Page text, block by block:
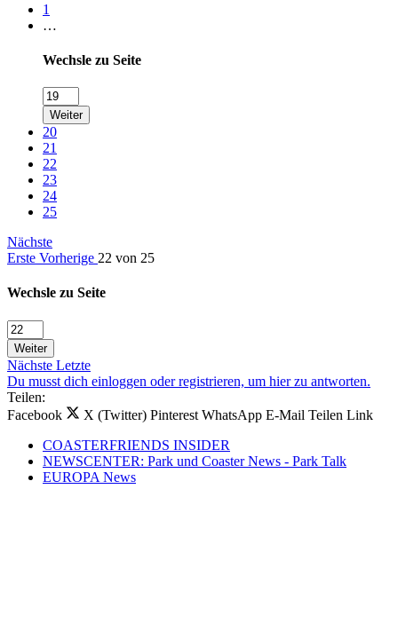
1
…
Wechsle zu Seite
Weiter
20
21
22
23
24
25
Nächste
Erste Vorherige 22 von 25
Wechsle zu Seite
Weiter
Nächste Letzte
Du musst dich einloggen oder registrieren, um hier zu antworten.
Teilen:
Facebook
X (Twitter) Pinterest WhatsApp E-Mail Teilen Link
COASTERFRIENDS INSIDER
NEWSCENTER: Park und Coaster News - Park Talk
EUROPA News